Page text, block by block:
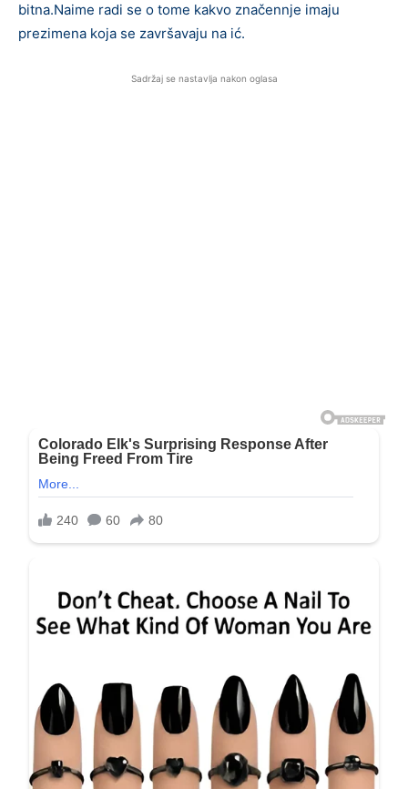
bitna.Naime radi se o tome kakvo značennje imaju
prezimena koja se završavaju na ić.
Sadržaj se nastavlja nakon oglasa